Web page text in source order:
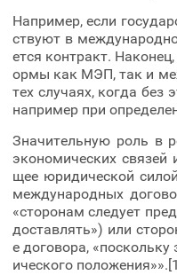
Например, если
ствуют в
ется контракт.
ормы как МЭП, так и
тех случаях, когда без
например при
Значительную роль в
экономических
щее юридической
международных
«сторонам следует
доставлять») или
е договора,
ического